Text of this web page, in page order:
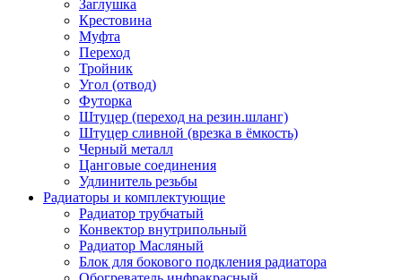
Заглушка
Крестовина
Муфта
Переход
Тройник
Угол (отвод)
Футорка
Штуцер (переход на резин.шланг)
Штуцер сливной (врезка в ёмкость)
Черный металл
Цанговые соединения
Удлинитель резьбы
Радиаторы и комплектующие
Радиатор трубчатый
Конвектор внутрипольный
Радиатор Масляный
Блок для бокового подкления радиатора